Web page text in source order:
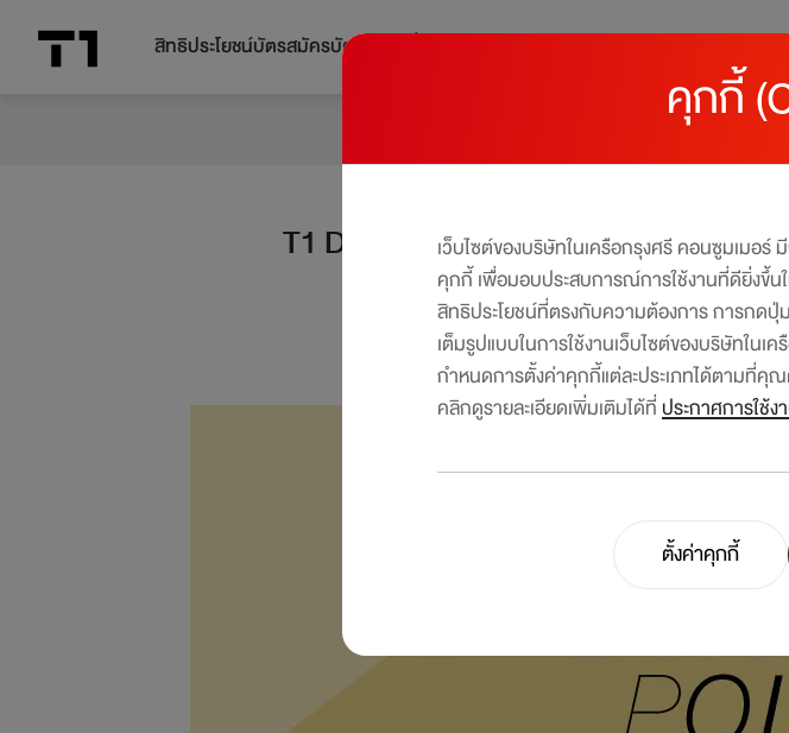
สิทธิประโยชน์บัตรสมัครบัตร
T1 Dynamic Points บ้านนี้มีพอยท์ สำ
วันเดียวเท่
ที่ร้านค้าในเครือเซ็
คุกกี้
เว็บไซต์ของบริษัทในเครือกรุงศรี คอนซูมเมอ
คุกกี้ เพื่อมอบประสบการณ์การใช้งานที่ดียิ่งขึ้น
สิทธิประโยชน์ที่ตรงกับความต้องการ การกดปุ่ม
เต็มรูปแบบในการใช้งานเว็บไซต์ของบริษัทใน
กำหนดการตั้งค่าคุกกี้แต่ละประเภทได้ตามที่คุ
คลิกดูรายละเอียดเพิ่มเติมได้ที่ ประกาศการใช้
ตั้งค่าคุกกี้